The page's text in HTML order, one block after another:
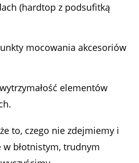
(hardtop z podsufitką
mocowania akcesoriów
elementów
to, czego nie zdejmiemy i
błotnistym, trudnym